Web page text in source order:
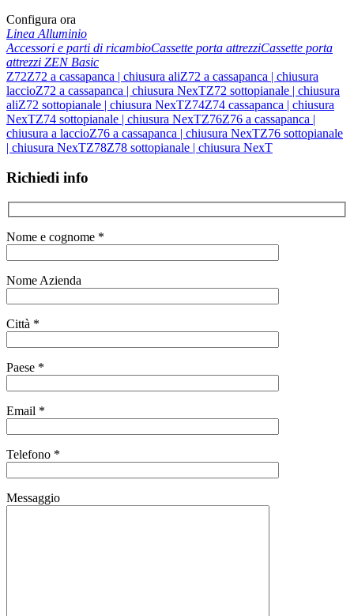
Configura ora
Linea Alluminio
Accessori e parti di ricambioCassette porta attrezziCassette porta
attrezzi ZEN Basic
Z72Z72 a cassapanca | chiusura aliZ72 a cassapanca | chiusura
laccioZ72 a cassapanca | chiusura NexTZ72 sottopianale | chiusura
aliZ72 sottopianale | chiusura NexTZ74Z74 cassapanca | chiusura
NexTZ74 sottopianale | chiusura NexTZ76Z76 a cassapanca |
chiusura a laccioZ76 a cassapanca | chiusura NexTZ76 sottopianale
| chiusura NexTZ78Z78 sottopianale | chiusura NexT
Richiedi info
Nome e cognome *
Nome Azienda
Città *
Paese *
Email *
Telefono *
Messaggio